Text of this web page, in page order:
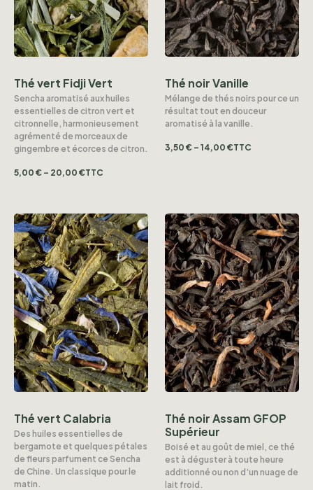
Thé vert Fidji Vert
Sencha aromatisé aux huiles
essentielles de citron vert et
citronnelle, harmonieusement
agrémenté de morceaux de
gingembre et écorces de citron.
5,00 € – 20,00 €TTC
Thé noir Vanille
Mélange de thés noirs pour ce un
résultat tout en douceur
aromatisé à la vanille.
3,50 € – 14,00 €TTC
Thé vert Calabria
Des huiles essentielles de
bergamote et quelques pétales
de fleurs parfument ce Sencha
de Chine. Un classique pour le
matin.
Thé noir Assam GFOP
Supérieur
Boisé et au goût de miel, ce thé
est à déguster à toute heure
additionné ou non d’un nuage de
lait froid.